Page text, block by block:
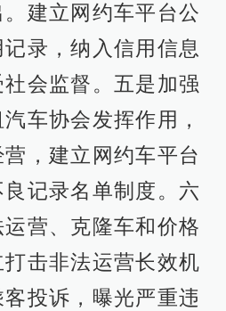
建立网约车平台公
录，纳入信用信息
会监督。五是加强
车协会发挥作用，
，建立网约车平台
记录名单制度。六
营、克隆车和价格
击非法运营长效机
投诉，曝光严重违